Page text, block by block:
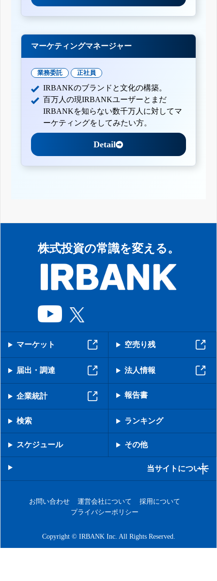
マーケティングマネージャー
業務委託 正社員
IRBANKのブランドと文化の構築。
百万人の現IRBANKユーザーとまだ
IRBANKを知らない数千万人に対してマ
ーケティングをしてみたい方。
Detail
株式投資の常識を変える。
マーケット 空売り残
届出・調達 法人情報
企業統計 報告書
検索 ランキング
スケジュール その他
当サイトについて
お問い合わせ 運営会社について
採用について
プライバシーポリシー
Copyright © IRBANK Inc. All Rights Reserved.